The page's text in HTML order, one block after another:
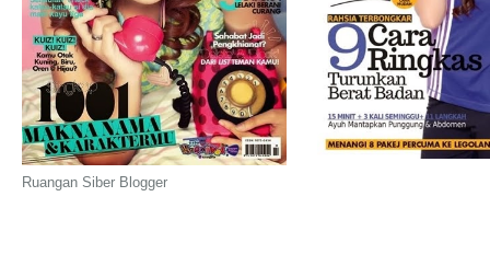
Ruangan Siber Blogger